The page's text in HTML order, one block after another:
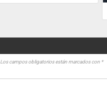
Los campos obligatorios están marcados con *